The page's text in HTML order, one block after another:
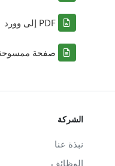
PDF إلى وورد
صفحة
الشركة
نبذة عنا
الوظائف